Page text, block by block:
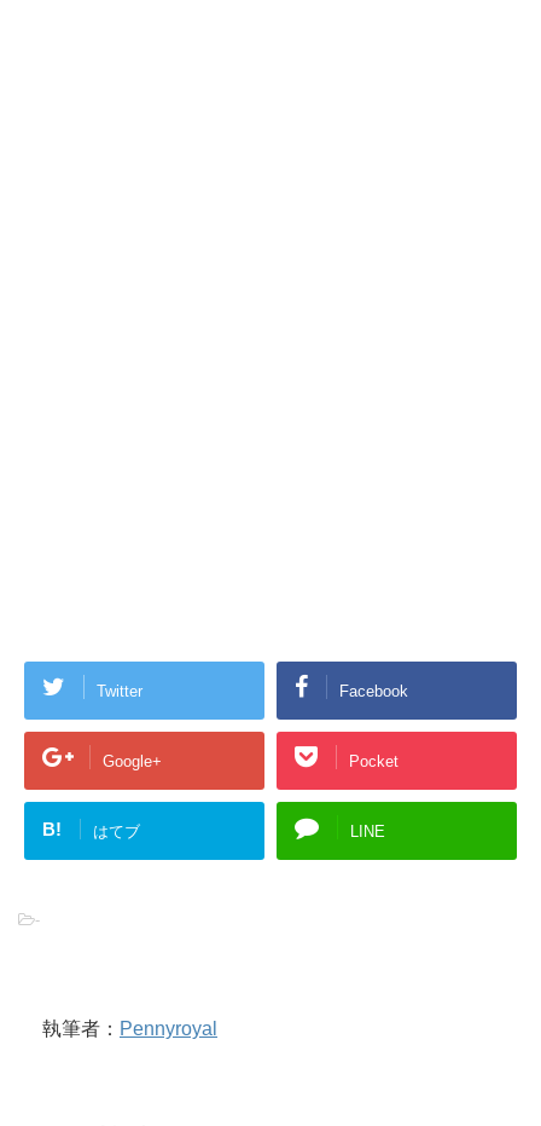
Twitter Facebook
Google+ Pocket
B! はてブ LINE
-
執筆者： Pennyroyal